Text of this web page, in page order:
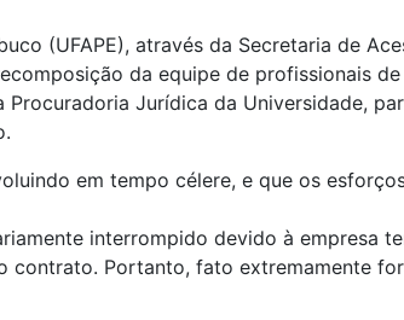
(UFAPE), através da Secretaria de
da equipe de profissionais
Jurídica da Universidade,
em tempo célere, e que os
interrompido devido à empresa
contrato. Portanto, fato extremamente